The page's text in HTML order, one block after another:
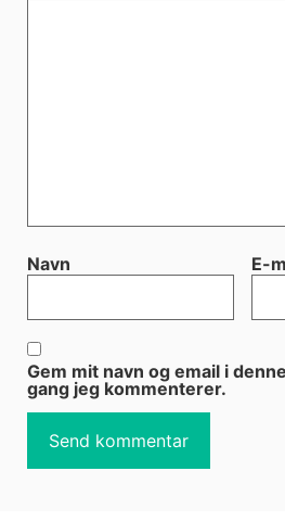
Navn E-
Gem mit navn og email i
gang jeg kommenterer.